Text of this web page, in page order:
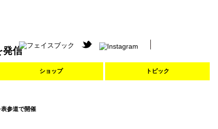
発信
ショップ トピック
参道で開催